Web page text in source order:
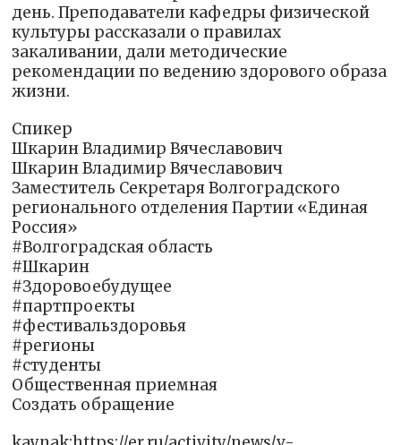
день. Преподаватели кафедры физической
культуры рассказали о правилах
закаливании, дали методические
рекомендации по ведению здорового образа
жизни.
Спикер
Шкарин Владимир Вячеславович
Шкарин Владимир Вячеславович
Заместитель Секретаря Волгоградского
регионального отделения Партии «Единая
Россия»
#Волгоградская область
#Шкарин
#Здоровоебудущее
#партпроекты
#фестивальздоровья
#регионы
#студенты
Общественная приемная
Создать обращение